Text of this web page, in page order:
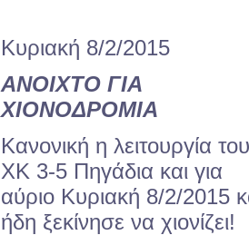
Κυριακή 8/2/2015
ANOIXTO ΓΙΑ
ΧΙΟΝΟΔΡΟΜΙΑ
Κανονική η λειτουργία του
ΧΚ 3-5 Πηγάδια και για
αύριο Κυριακή 8/2/2015
ήδη ξεκίνησε να χιονίζει!